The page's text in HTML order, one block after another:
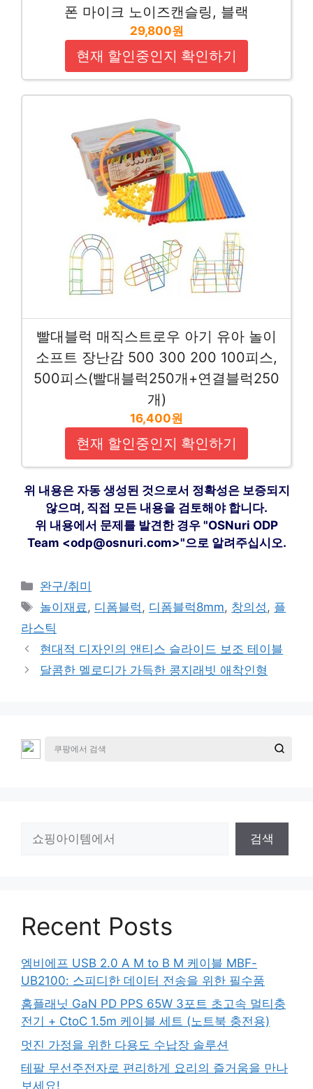
폰 마이크 노이즈캔슬링, 블랙
29,800원
현재 할인중인지 확인하기
빨대블럭 매직스트로우 아기 유아 놀이
소프트 장난감 500 300 200 100피스,
500피스(빨대블럭250개+연결블럭250
개)
16,400원
현재 할인중인지 확인하기
위 내용은 자동 생성된 것으로서 정확성은 보증되지
않으며, 직접 모든 내용을 검토해야 합니다.
위 내용에서 문제를 발견한 경우 "OSNuri ODP
Team <odp@osnuri.com>"으로 알려주십시오.
카
테
리
완구/취미
태
그
놀이재료 , 디폼블럭 , 디폼블럭8mm, 창의성 , 플
라스틱
현대적 디자인의 앤티스 슬라이드 보조 테이블
달콤한 멜로디가 가득한 콩지래빗 애착인형
검색
Recent Posts
엠비에프 USB 2.0 A M to B M 케이블 MBF-
UB2100: 스피디한 데이터 전송을 위한 필수품
홈플래닛 GaN PD PPS 65W 3포트 초고속 멀티충
전기 + CtoC 1.5m 케이블 세트 (노트북 충전용)
멋진 가정을 위한 다용도 수납장 솔루션
테팔 무선주전자로 편리하게 요리의 즐거움을 만나
보세요!